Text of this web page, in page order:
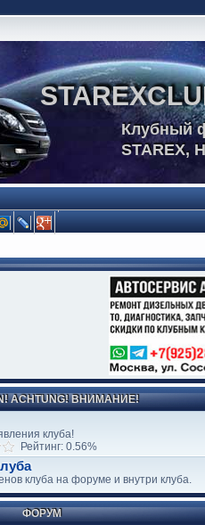
Клубный
STAREX,
ACHTUNG! ВНИМАНИЕ!
клуба!
Рейтинг: 0.56%
клуба на форуме и внутри клуба.
ФОРУМ